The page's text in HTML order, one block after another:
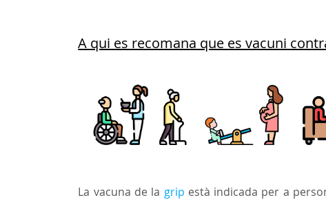
A qui es recomana que es vacuni
La vacuna de la grip està indicada per a